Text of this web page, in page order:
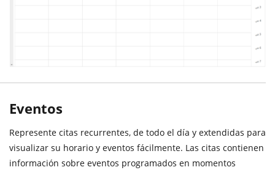
Eventos
Represente citas recurrentes, de todo el día y extendidas para
visualizar su horario y eventos fácilmente. Las citas contienen
información sobre eventos programados en momentos